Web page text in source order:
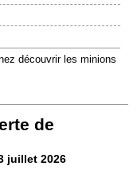
découvrir les minions
de
juillet 2026